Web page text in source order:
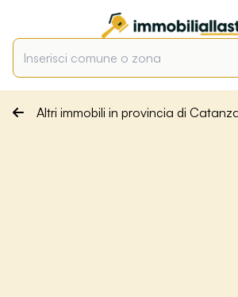
Altri immobili in provincia di